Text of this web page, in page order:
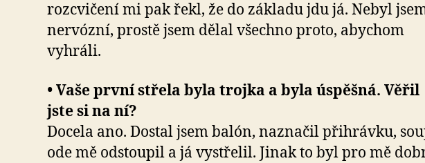
rozcvičení mi pak řekl, že do základu jdu já. Nebyl
nervózní, prostě jsem dělal všechno proto, abychom
vyhráli.
• Vaše první střela byla trojka a byla úspěšná. Věřil
jste si na ní?
Docela ano. Dostal jsem balón, naznačil přihrávku,
ode mě odstoupil a já vystřelil. Jinak to byl pro mě